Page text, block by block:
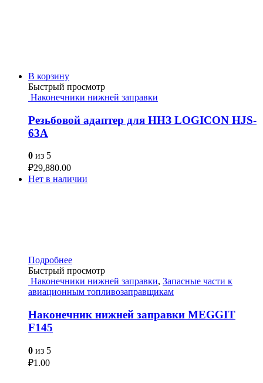
В корзину
Быстрый просмотр
Наконечники нижней заправки
Резьбовой адаптер для ННЗ LOGICON HJS-
63A
0 из 5
₽29,880.00
Нет в наличии
Подробнее
Быстрый просмотр
Наконечники нижней заправки, Запасные части к
авиационным топливозаправщикам
Наконечник нижней заправки MEGGIT
F145
0 из 5
₽1.00